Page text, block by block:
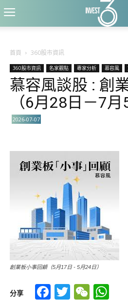
首頁 360股市資訊
360股市資訊 名家觀點 專家分析 慕容風
慕容風談股 : 創
（6月28日－7月
2026-07-07
創業板小事回顧（5月17日 - 5月24日）
分享 Facebook
Twitter